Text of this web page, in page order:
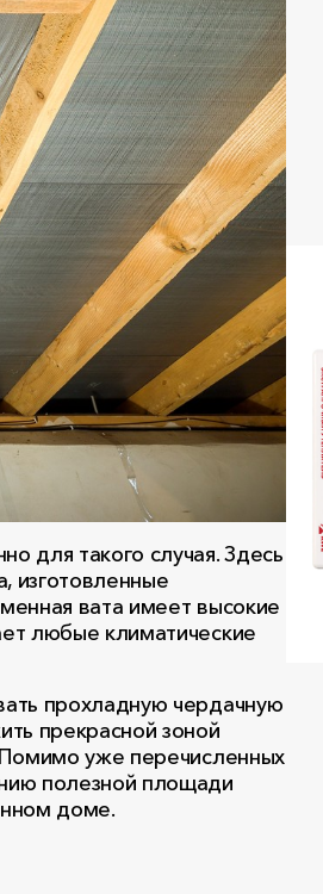
для такого случая. Здесь
изготовленные
вата имеет высокие
любые климатические
прохладную чердачную
прекрасной зоной
уже перечисленных
полезной площади
доме.